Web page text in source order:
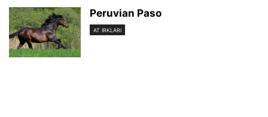
Peruvian Paso
AT IRKLARI